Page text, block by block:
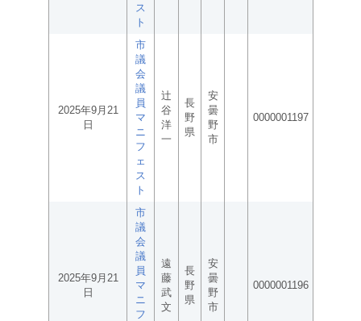
ス
ト
2025年9月21
日
市
議
会
議
員
マ
ニ
フ
ェ
ス
ト
辻
谷
洋
一
長
野
県
安
曇
野
市
0000001197
2025年9月21
日
市
議
会
議
員
マ
ニ
フ
遠
藤
武
文
長
野
県
安
曇
野
市
0000001196